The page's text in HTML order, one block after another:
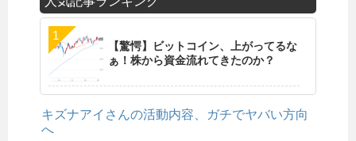
【驚愕】ビットコイン、上がってるな
ぁ！株から資金流れてきたのか？
キズナアイさんの活動内容、ガチでヤバい方向
へ